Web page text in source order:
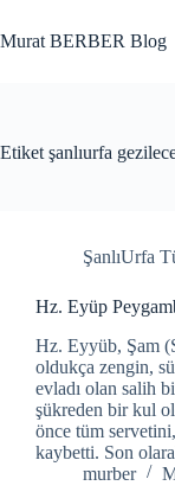
to
content
Murat BERBER Blog
Etiket şanlıurfa
ŞanlıUrfa
Hz. Eyüp
Hz. Eyyüb, Şam
oldukça zengin,
evladı olan salih
şükreden bir kul
önce tüm
kaybetti. Son
murber